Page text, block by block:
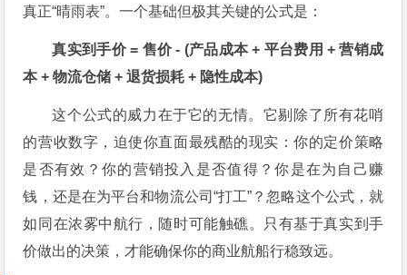
真正“晴雨表”。一个基础但极其关键的公式是：
真实到手价 = 售价 - (产品成本 + 平台费用 + 营销成
本 + 物流仓储 + 退货损耗 + 隐性成本)
这个公式的威力在于它的无情。它剔除了所有花哨
的营收数字，迫使你直面最残酷的现实：你的定价策略
是否有效？你的营销投入是否值得？你是在为自己赚
钱，还是在为平台和物流公司“打工”？忽略这个公式，就
如同在浓雾中航行，随时可能触礁。只有基于真实到手
价做出的决策，才能确保你的商业航船行稳致远。